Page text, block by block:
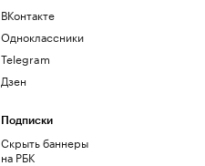
ВКонтакте
Одноклассники
Telegram
Дзен
Подписки
Скрыть баннеры
на РБК